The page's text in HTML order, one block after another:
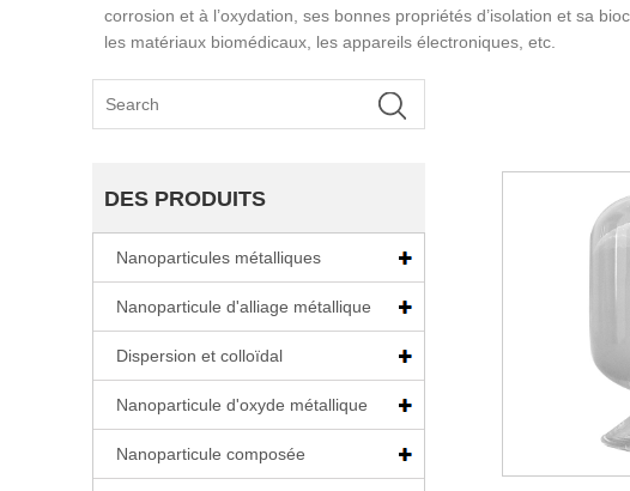
corrosion et à l’oxydation, ses bonnes propriétés d’isolation et sa
les matériaux biomédicaux, les appareils électroniques, etc.
DES PRODUITS
Nanoparticules métalliques
Nanoparticule d'alliage métallique
Dispersion et colloïdal
Nanoparticule d'oxyde métallique
Nanoparticule composée